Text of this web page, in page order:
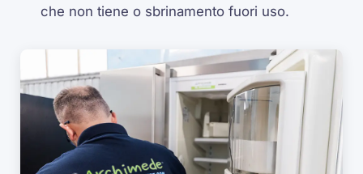
che non tiene o sbrinamento fuori uso.